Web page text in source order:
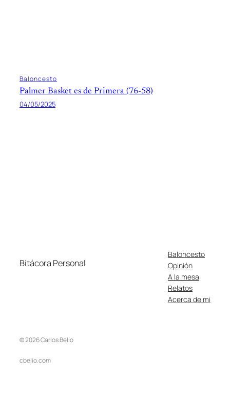
Baloncesto
Palmer Basket es de Primera (76-58)
04/05/2025
Bitácora Personal
Baloncesto
Opinión
A la mesa
Relatos
Acerca de mi
© 2026 Carlos Belío
cbelio.com